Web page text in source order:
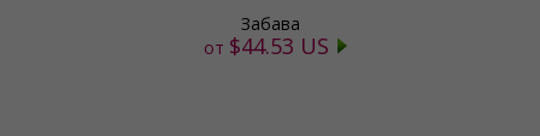
Забава
от $44.53 US